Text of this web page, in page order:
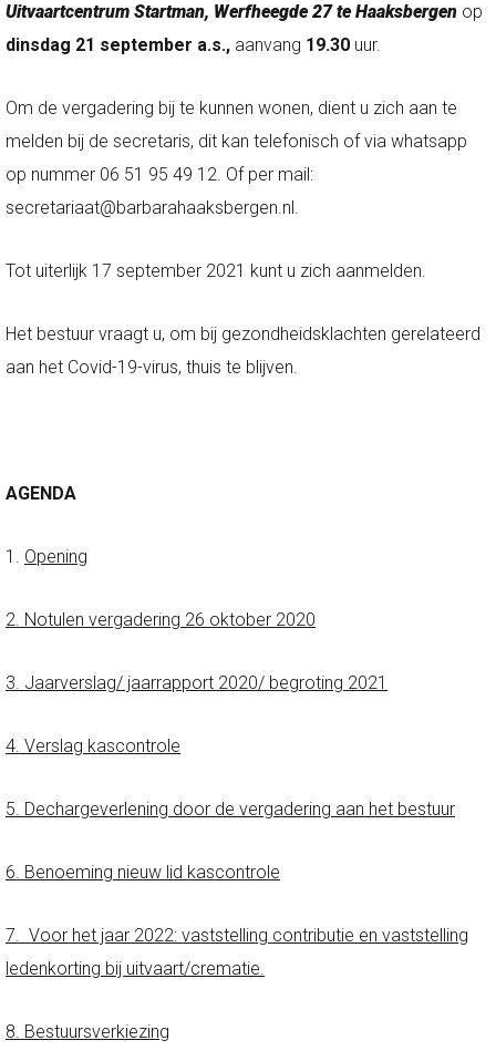
Uitvaartcentrum Startman, Werfheegde 27 te Haaksbergen op
dinsdag 21 september a.s., aanvang 19.30 uur.
Om de vergadering bij te kunnen wonen, dient u zich aan te
melden bij de secretaris, dit kan telefonisch of via whatsapp
op nummer 06 51 95 49 12. Of per mail:
secretariaat@barbarahaaksbergen.nl.
Tot uiterlijk 17 september 2021 kunt u zich aanmelden.
Het bestuur vraagt u, om bij gezondheidsklachten gerelateerd
aan het Covid-19-virus, thuis te blijven.
AGENDA
1. Opening
2. Notulen vergadering 26 oktober 2020
3. Jaarverslag/ jaarrapport 2020/ begroting 2021
4. Verslag kascontrole
5. Dechargeverlening door de vergadering aan het bestuur
6. Benoeming nieuw lid kascontrole
7. Voor het jaar 2022: vaststelling contributie en vaststelling
ledenkorting bij uitvaart/crematie.
8. Bestuursverkiezing